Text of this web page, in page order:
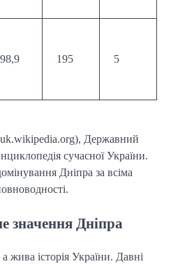
98,9 195 5
Державний
сучасної України.
Дніпра за всіма
значення Дніпра
жива історія України. Давні